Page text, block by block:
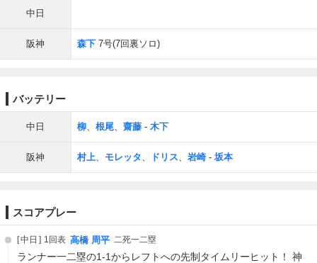
中日
阪神 森下 7号(7回裏ソロ)
バッテリー
中日 柳、 根尾、 齋藤 - 木下
阪神 村上、 モレッタ、 ドリス、 岩崎- 坂本
スコアプレー
中日 1回表 高橋 周平 二死一二塁
ランナー一二塁の1-1からレフトへの先制タイムリーヒット！ 神